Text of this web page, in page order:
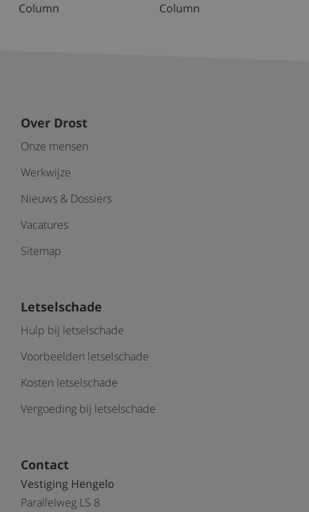
Column
Column
Over Drost
Onze mensen
Werkwijze
Nieuws & Dossiers
Vacatures
Sitemap
Letselschade
Hulp bij letselschade
Voorbeelden letselschade
Kosten letselschade
Vergoeding bij letselschade
Contact
Vestiging Hengelo
Parallelweg LS 8